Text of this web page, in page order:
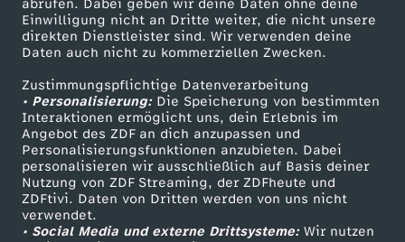
abrufen. Dabei geben wir deine Daten ohne deine
Einwilligung nicht an Dritte weiter, die nicht unsere
direkten Dienstleister sind. Wir verwenden deine
Daten auch nicht zu kommerziellen Zwecken.
Zustimmungspflichtige Datenverarbeitung
• Personalisierung:Die Speicherung von bestimmten
Interaktionen ermöglicht uns, dein Erlebnis im
Angebot des ZDF an dich anzupassen und
Personalisierungsfunktionen anzubieten. Dabei
personalisieren wir ausschließlich auf Basis deiner
Nutzung von ZDF Streaming, der ZDFheute und
ZDFtivi. Daten von Dritten werden von uns nicht
verwendet.
• Social Media und externe Drittsysteme:Wir nutzen
W
e
l
p
e
Smart TV
ZDFtext
Livestreams
Sendungen A-Z
TV-Programm
Kontakt zum ZDF
Tickets
Zuschauerservice
Hilfe
ZDF Unternehmen